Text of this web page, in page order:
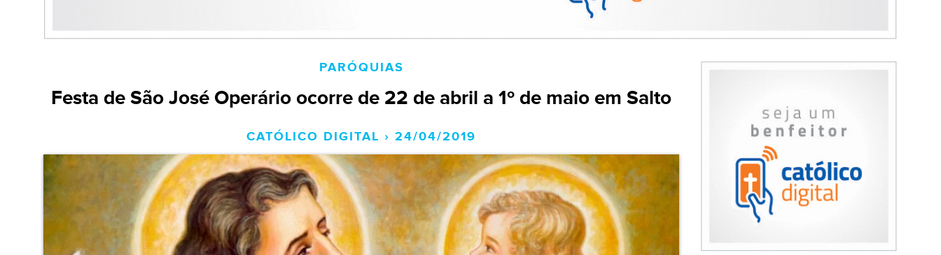
PARÓQUIAS
Festa de São José Operário ocorre de 22 de abril a 1º de maio em Salto
CATÓLICO DIGITAL › 24/04/2019